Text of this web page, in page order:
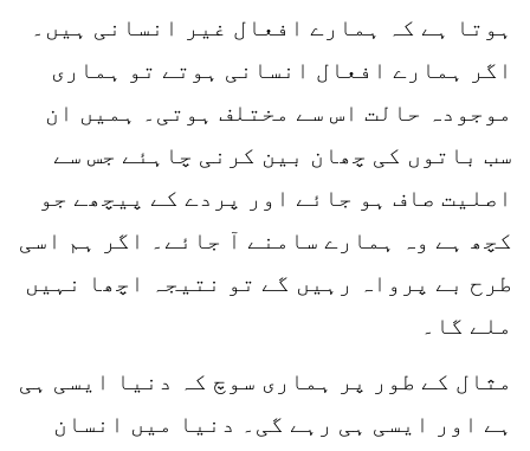
ہوتا ہے کہ ہمارے افعال غیر انسانی ہیں۔
اگر ہمارے افعال انسانی ہوتے تو ہماری
موجودہ حالت اس سے مختلف ہوتی۔ ہمیں ان
سب باتوں کی چھان بین کرنی چاہئے جس سے
اصلیت صاف ہو جائے اور پردے کے پیچھے جو
کچھ ہے وہ ہمارے سامنے آ جائے۔ اگر ہم اسی
طرح بے پرواہ رہیں گے تو نتیجہ اچھا نہیں
ملے گا۔
مثال کے طور پر ہماری سوچ کہ دنیا ایسی ہی
ہے اور ایسی ہی رہے گی۔ دنیا میں انسان